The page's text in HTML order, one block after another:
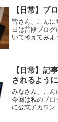
らね(笑)私が「
持ったのは22
【日常】ブ
皆さん、こんに
日は普段ブロ
いて考えてみよ
が今一番の難
【日常】記
されるよう
みなさん、こん
今回は私のブロ
に公式アカウン